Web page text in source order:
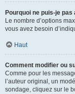
Pourquoi ne puis-je pas
Le nombre d’options
vous avez besoin
Haut
Comment modifier ou
Comme pour les
l’auteur original, un
sondage, cliquez sur le